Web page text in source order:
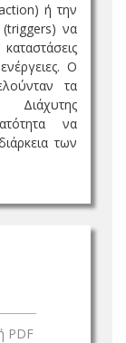
ή την
(triggers) να
Ο
τα
να
των
PDF